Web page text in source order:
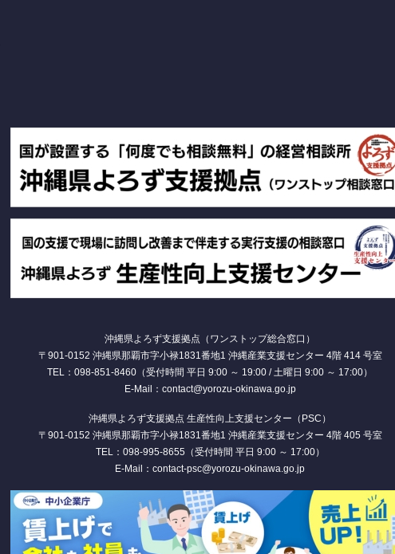
沖縄県よろず支援拠点（ワンストップ総合窓口）
〒901-0152 沖縄県那覇市字小禄1831番地1 沖縄産業支援センター 4階 414 号室
TEL：098-851-8460（受付時間 平日 9:00 ～ 19:00 / 土曜日 9:00 ～ 17:00）
E-Mail：contact@yorozu-okinawa.go.jp
沖縄県よろず支援拠点 生産性向上支援センター（PSC）
〒901-0152 沖縄県那覇市字小禄1831番地1 沖縄産業支援センター 4階 405 号室
TEL：098-995-8655（受付時間 平日 9:00 ～ 17:00）
E-Mail：contact-psc@yorozu-okinawa.go.jp